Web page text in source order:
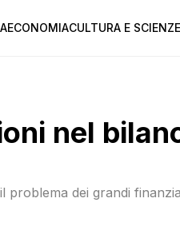
ECONOMIACULTURA E SCIENZE
nel
problema dei grandi